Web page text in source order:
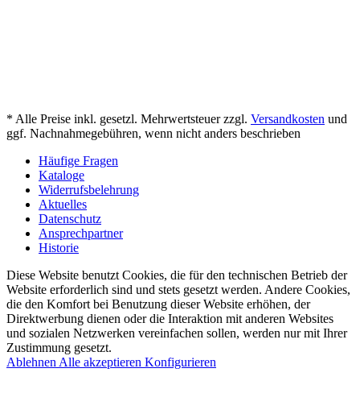
* Alle Preise inkl. gesetzl. Mehrwertsteuer zzgl. Versandkosten und
ggf. Nachnahmegebühren, wenn nicht anders beschrieben
Häufige Fragen
Kataloge
Widerrufsbelehrung
Aktuelles
Datenschutz
Ansprechpartner
Historie
Diese Website benutzt Cookies, die für den technischen Betrieb der
Website erforderlich sind und stets gesetzt werden. Andere Cookies,
die den Komfort bei Benutzung dieser Website erhöhen, der
Direktwerbung dienen oder die Interaktion mit anderen Websites
und sozialen Netzwerken vereinfachen sollen, werden nur mit Ihrer
Zustimmung gesetzt.
Ablehnen Alle akzeptieren Konfigurieren